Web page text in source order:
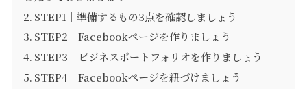
STEP1｜準備するもの3点を確認しましょう
STEP2｜Facebookページを作りましょう
STEP3｜ビジネスポートフォリオを作りましょう
STEP4｜Facebookページを紐づけましょう